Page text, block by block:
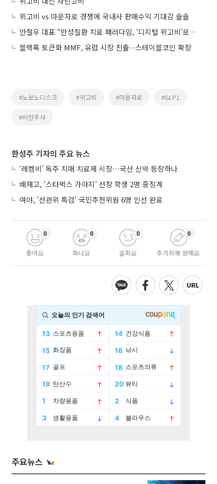
위고비 vs 마운자로 경쟁에 국내사 판매수익 기대감 솔솔
안철우 대표 “만성질환 치료 패러다임, ‘디지털 위고비’로 바꾸겠다”
블랙록 토큰화 MMF, 유럽 시장 진출∙∙∙스테이블코인 확장
#노보노디스크 #위고비 #마운자로 #GLP1
#비만주사
한성주 기자의 주요 뉴스
‘레켐비’ 독주 치매 치료제 시장…국산 신약 등장하나
배재고, ‘스타벅스 가야지’ 선창 학생 2명 중징계
여야, '선관위 특검' 국민추천위원 6명 인선 완료
좋아요
0
화나요
0
슬퍼요
0
추가취재 원해요
0
주요뉴스